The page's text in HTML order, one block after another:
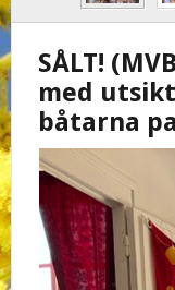
SÅLT!
med
båtarna